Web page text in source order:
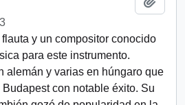
y un compositor conocido
para este instrumento.
alemán y varias en húngaro que
con notable éxito. Su